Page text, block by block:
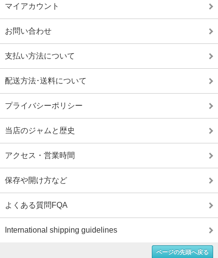
マイアカウント
お問い合わせ
支払い方法について
配送方法･送料について
プライバシーポリシー
当店のジャムと歴史
アクセス・営業時間
保存や開け方など
よくある質問FQA
International shipping guidelines
ページの先頭へ戻る